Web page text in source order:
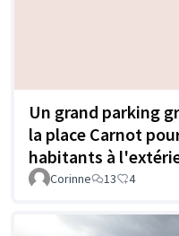
Un grand parking
la place Carnot
habitants à
Corinne 13 4